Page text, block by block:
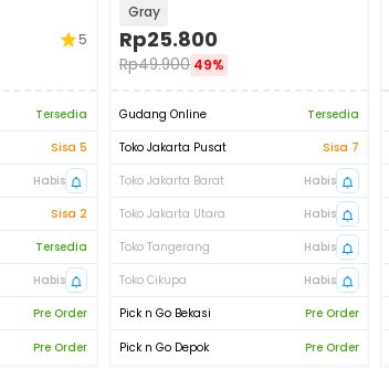
5
Tersedia
Sisa 5
Habis
Sisa 2
Tersedia
Habis
Pre Order
Pre Order
Gray
Rp25.800
Rp49.900 49%
Gudang Online
Tersedia
Toko Jakarta Pusat
Sisa 7
Toko Jakarta Barat
Habis
Toko Jakarta Utara
Habis
Toko Tangerang
Habis
Toko Cikupa
Habis
Pick n Go Bekasi
Pre Order
Pick n Go Depok Pre Order